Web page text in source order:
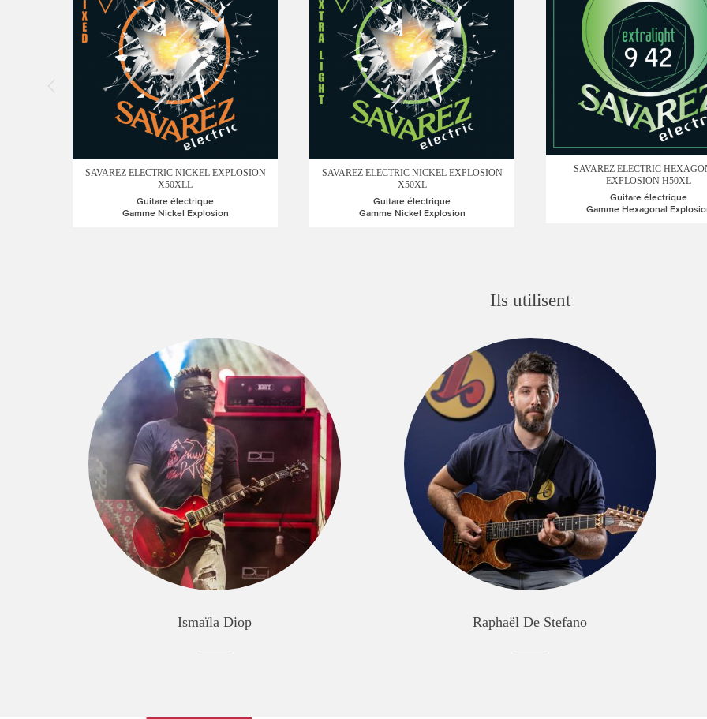
SAVAREZ ELECTRIC NICKEL EXPLOSION
X50XLL
Guitare électrique
Gamme Nickel Explosion
SAVAREZ ELECTRIC NICKEL EXPLOSION
X50XL
Guitare électrique
Gamme Nickel Explosion
SAVAREZ ELECTRIC
EXPLOSION H50XL
Guitare électrique
Gamme Hexagonal
Ils utilisent
Ismaïla Diop Raphaël De Stefano